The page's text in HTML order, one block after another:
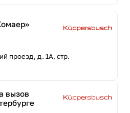
проезд, д. 1А, стр.
вызов